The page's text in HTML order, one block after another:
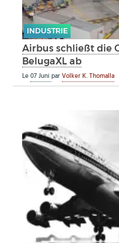
INDUSTRIE
Airbus schließt die
BelugaXL ab
Le07 JuniparVolker K. Thomalla